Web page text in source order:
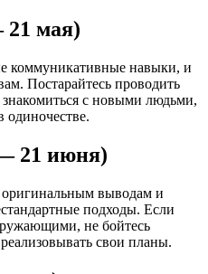
21 мая)
коммуникативные навыки, и
Постарайтесь проводить
с новыми людьми,
одиночестве.
21 июня)
выводам и
подходы. Если
не бойтесь
свои планы.